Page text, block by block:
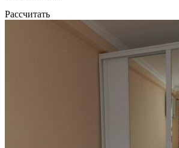
Рассчитать